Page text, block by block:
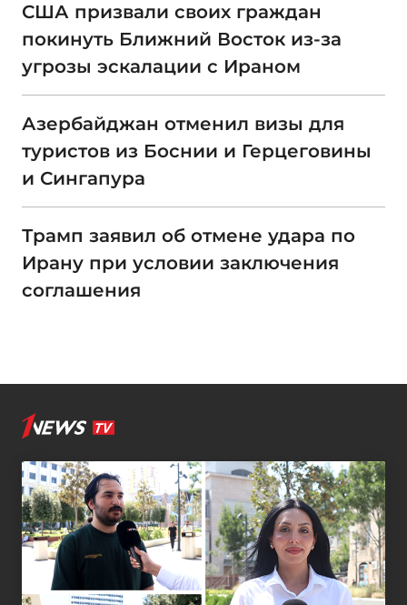
США призвали своих граждан
покинуть Ближний Восток из-за
угрозы эскалации с Ираном
Азербайджан отменил визы для
туристов из Боснии и Герцеговины
и Сингапура
Трамп заявил об отмене удара по
Ирану при условии заключения
соглашения